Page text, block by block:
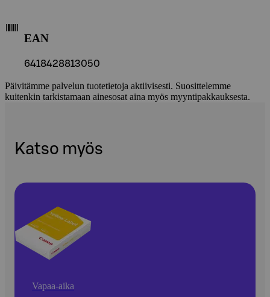
EAN
6418428813050
Päivitämme palvelun tuotetietoja aktiivisesti. Suosittelemme
kuitenkin tarkistamaan ainesosat aina myös myyntipakkauksesta.
Katso myös
Vapaa-aika